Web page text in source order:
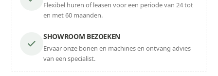
Flexibel huren of leasen voor een periode van 24 tot
en met 60 maanden.
SHOWROOM BEZOEKEN
Ervaar onze bonen en machines en ontvang advies
van een specialist.